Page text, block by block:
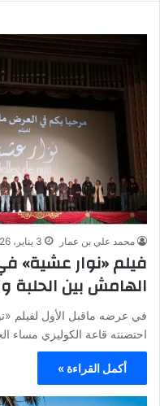
محمد علي بن عمار 3 يناير، 2026
فيلم «نوار عشية»
الهامش بين الحلبة
في عرضه ماقبل الأول لفيلم
احتضنته قاعة الكوليزي مساء الجمعة 2 جانفي
أكمل القراءة »